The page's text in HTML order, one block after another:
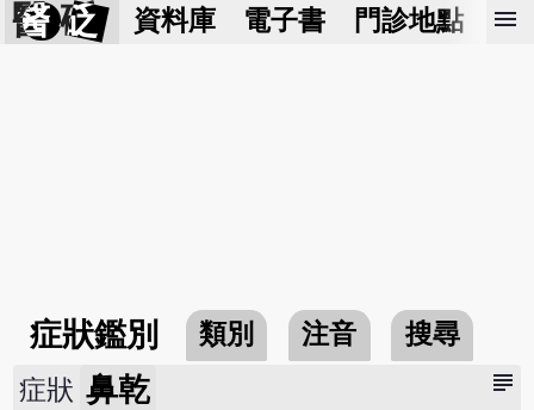
醫 砭 資料庫 電子書 門診地點 預
menu
症狀鑑別 類別 注音 搜尋
subject
症狀 鼻乾